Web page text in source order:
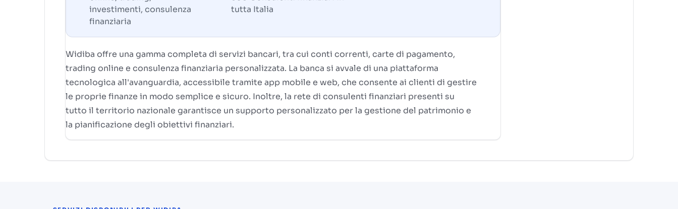
investimenti, consulenza
finanziaria
tutta Italia
Widiba offre una gamma completa di servizi bancari, tra cui conti correnti, carte di pagamento,
trading online e consulenza finanziaria personalizzata. La banca si avvale di una piattaforma
tecnologica all'avanguardia, accessibile tramite app mobile e web, che consente ai clienti di gestire
le proprie finanze in modo semplice e sicuro. Inoltre, la rete di consulenti finanziari presenti su
tutto il territorio nazionale garantisce un supporto personalizzato per la gestione del patrimonio e
la pianificazione degli obiettivi finanziari.